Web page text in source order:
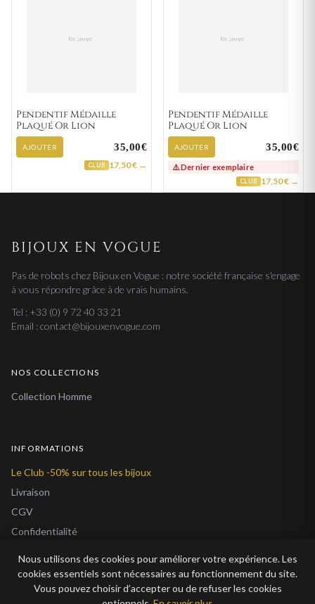
Pendentif Médaille
Plaqué Or Lion
AJOUTER 35,00€
CLUB 17,50 € →
Pendentif Médaille
Plaqué Or Lion
AJOUTER 35,00€
⚠️ Dernier exemplaire
CLUB 17,50 € →
BIJOUX EN VOGUE
Pas de robots chez Bijoux en Vogue : notre société française s'engage
à vous répondre grâce à de vrais humains.
Tel : +33 (0) 9 72 40 33 21
Email : contact@bijouxenvogue.com
NOS COLLECTIONS
Collection Homme
INFORMATIONS
Le Club -50% sur tous les bijoux
Livraison
CGV
Confidentialité
À Propos
Nous utilisons des cookies pour améliorer votre expérience. Les
cookies essentiels sont nécessaires au fonctionnement du site.
Vous pouvez choisir d’accepter ou de refuser les cookies